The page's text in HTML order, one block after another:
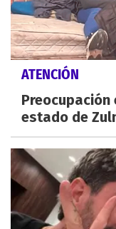
ATENCIÓN
estado de